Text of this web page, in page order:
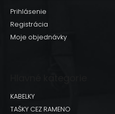
Prihlásenie
Registrácia
Moje objednávky
KABELKY
TAŠKY CEZ RAMENO